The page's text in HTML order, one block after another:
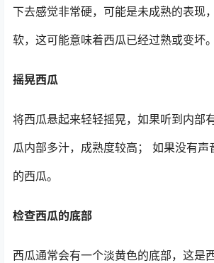
下去感觉非常硬，可能是未成熟的表现
软，这可能意味着西瓜已经过熟或变坏。
摇晃西瓜
将西瓜悬起来轻轻摇晃，如果听到内部
瓜内部多汁，成熟度较高； 如果没有声
的西瓜。
检查西瓜的底部
西瓜通常会有一个淡黄色的底部，这是